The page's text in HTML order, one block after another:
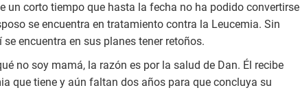
un corto tiempo que hasta la fecha no ha podido convertirse
se encuentra en tratamiento contra la Leucemia. Sin
encuentra en sus planes tener retoños.
no soy mamá, la razón es por la salud de Dan. Él recibe
que tiene y aún faltan dos años para que concluya su